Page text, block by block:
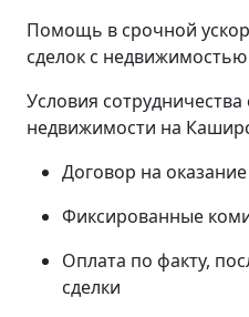
Помощь в срочной
сделок с недвижимостью
Условия сотрудничества
недвижимости на
Договор на оказание
Фиксированные
Оплата по факту,
сделки